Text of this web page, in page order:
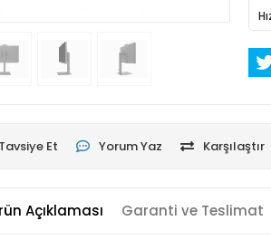
Tavsiye Et Yorum Yaz Karşılaştır
Açıklaması Garanti ve Teslimat